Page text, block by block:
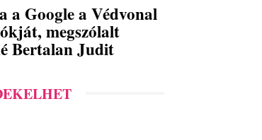
a Google a Védvonal
megszólalt
Bertalan Judit